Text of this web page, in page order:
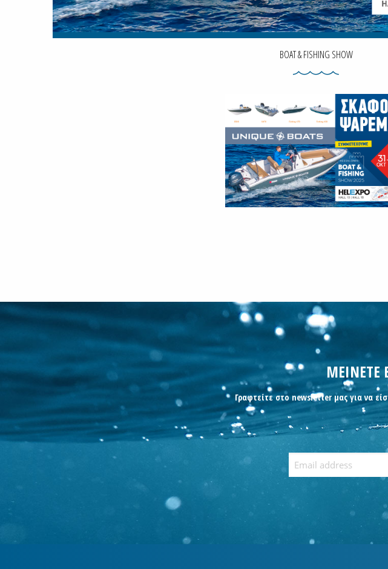
BOAT & FISHING SHOW
Γραφτείτε στο newsletter μας για να